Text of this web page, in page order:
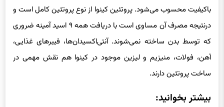
باکیفیت محسوب می‌شود. پروتئین کینوا از نوع پروتئین کامل است و
درنتیجه مصرف آن مساوی است با دریافت همه ۹ اسید آمینه ضروری
که توسط بدن ساخته نمی‌شوند. آنتی‌اکسیدان‌ها، فیبرهای غذایی،
آهن، فولات، منیزیم و لیزین موجود در کینوا هم نقش مهمی در
ساخت پروتئین دارند.
بیشتر بخوانید: